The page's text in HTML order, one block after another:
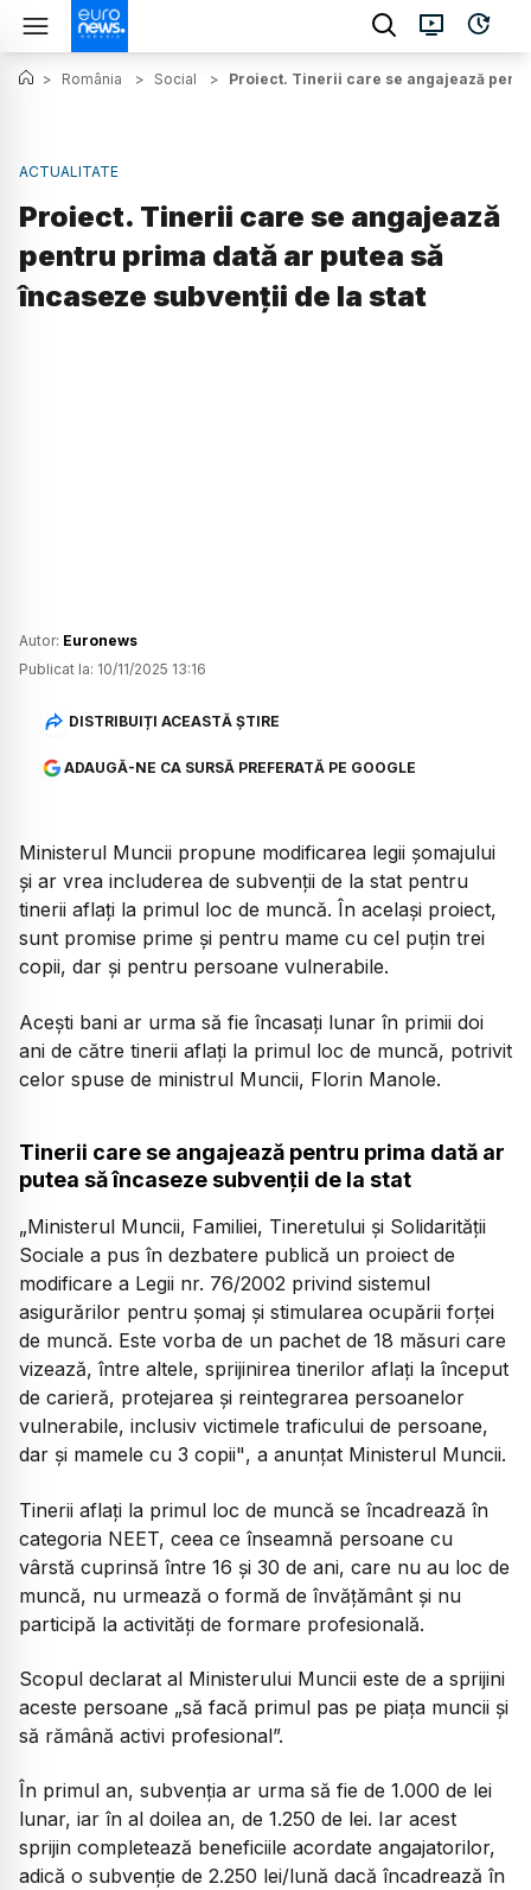
> România > Social > Proiect. Tinerii care se angajează
ACTUALITATE
Proiect. Tinerii care se angajează
pentru prima dată ar putea să
încaseze subvenții de la stat
Autor: Euronews
Publicat la: 10/11/2025 13:16
DISTRIBUIȚI ACEASTĂ ȘTIRE
ADAUGĂ-NE CA SURSĂ PREFERATĂ PE GOOGLE
Ministerul Muncii propune modificarea legii șomajului
și ar vrea includerea de subvenții de la stat pentru
tinerii aflați la primul loc de muncă. În același proiect,
sunt promise prime și pentru mame cu cel puțin trei
copii, dar și pentru persoane vulnerabile.
Acești bani ar urma să fie încasați lunar în primii doi
ani de către tinerii aflați la primul loc de muncă, potrivit
celor spuse de ministrul Muncii, Florin Manole.
Tinerii care se angajează pentru prima dată ar
putea să încaseze subvenții de la stat
„Ministerul Muncii, Familiei, Tineretului și Solidarității
Sociale a pus în dezbatere publică un proiect de
modificare a Legii nr. 76/2002 privind sistemul
asigurărilor pentru șomaj și stimularea ocupării forței
de muncă. Este vorba de un pachet de 18 măsuri care
vizează, între altele, sprijinirea tinerilor aflați la început
de carieră, protejarea și reintegrarea persoanelor
vulnerabile, inclusiv victimele traficului de persoane,
dar și mamele cu 3 copii", a anunțat Ministerul Muncii.
Tinerii aflați la primul loc de muncă se încadrează în
categoria NEET, ceea ce înseamnă persoane cu
vârstă cuprinsă între 16 și 30 de ani, care nu au loc de
muncă, nu urmează o formă de învățământ și nu
participă la activități de formare profesională.
Scopul declarat al Ministerului Muncii este de a sprijini
aceste persoane „să facă primul pas pe piața muncii și
să rămână activi profesional”.
În primul an, subvenția ar urma să fie de 1.000 de lei
lunar, iar în al doilea an, de 1.250 de lei. Iar acest
sprijin completează beneficiile acordate angajatorilor,
adică o subvenție de 2.250 lei/lună dacă încadrează în